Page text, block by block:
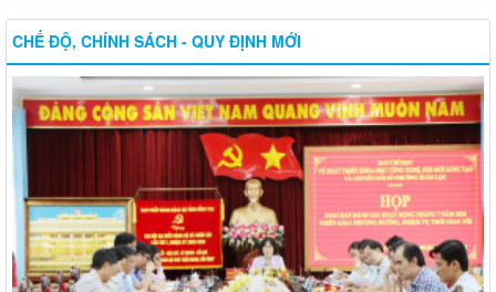
CHẾ ĐỘ, CHÍNH SÁCH - QUY ĐỊNH MỚI